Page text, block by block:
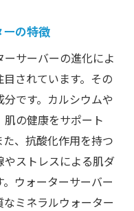
の特徴
サーバーの進化によ
されています。その
です。カルシウムや
の健康をサポート
、抗酸化作用を持つ
ストレスによる肌ダ
ウォーターサーバー
ミネラルウォーター